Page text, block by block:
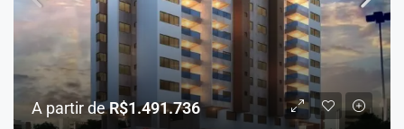
A partir deR$1.491.736